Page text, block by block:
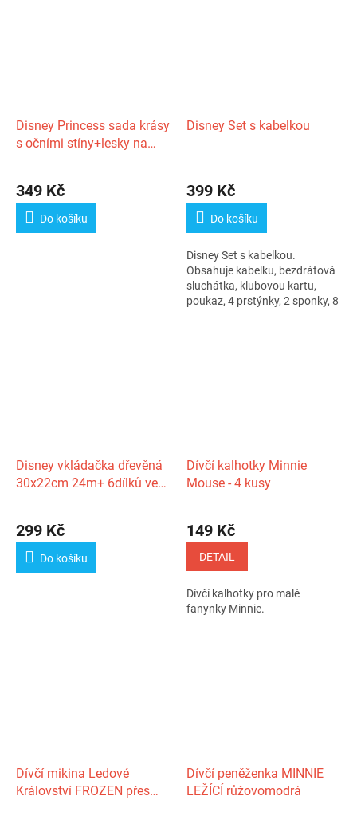
Disney Princess sada krásy
s očními stíny+lesky na
349 Kč
Do košíku
Disney Set s kabelkou
399 Kč
Do košíku
Disney Set s kabelkou.
Obsahuje kabelku, bezdrátová
sluchátka, klubovou kartu,
poukaz, 4 prstýnky, 2 sponky, 8
mincí.
Disney vkládačka dřevěná
30x22cm 24m+ 6dílků ve
299 Kč
Do košíku
Dívčí kalhotky Minnie
Mouse - 4 kusy
hodnocení
produktu
5
hvězdiček.
149 Kč
DETAIL
Dívčí kalhotky pro malé
fanynky Minnie.
Dívčí mikina Ledové
Království FROZEN přes
Dívčí peněženka MINNIE
LEŽÍCÍ růžovomodrá